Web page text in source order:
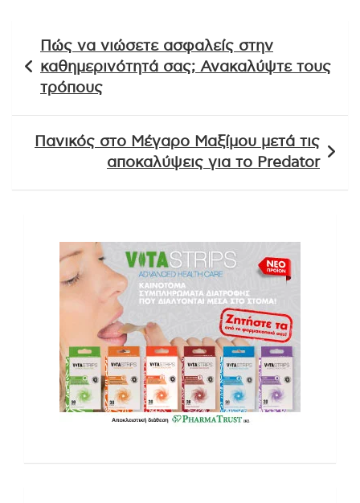
άρθρων
Πώς να νιώσετε ασφαλείς στην
καθημερινότητά σας; Ανακαλύψτε τους
τρόπους
Πανικός στο Μέγαρο Μαξίμου μετά τις
αποκαλύψεις για το Predator